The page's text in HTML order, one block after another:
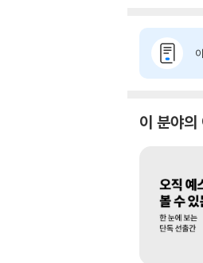
이 분야의